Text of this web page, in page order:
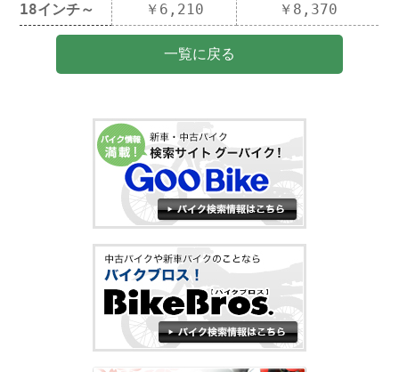
18インチ～
￥6,210 ￥8,370
一覧に戻る